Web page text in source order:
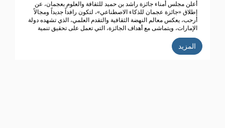
أعلن مجلس أمناء جائزة راشد بن حميد للثقافة والعلوم بعجمان، عن
إطلاق «جائزة عجمان للذكاء الاصطناعي»، لتكون رافداً جديداً ومجالاً
أرحب، يعكس معالم النهضة الثقافية والتقدم العلمي، الذي تشهده دولة
الإمارات، ويتماشى مع أهداف الجائزة، التي تعمل على تحقيق تنمية
ثقافية متميزة.
المزيد